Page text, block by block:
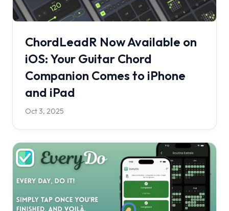
ChordLeadR Now Available on
iOS: Your Guitar Chord
Companion Comes to iPhone
and iPad
Oct 3, 2025